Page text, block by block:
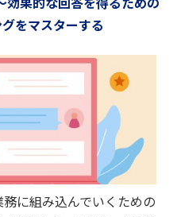
をマスターする
に組み込んでいくための